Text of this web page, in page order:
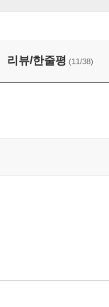
리뷰/한줄평 (11/38)